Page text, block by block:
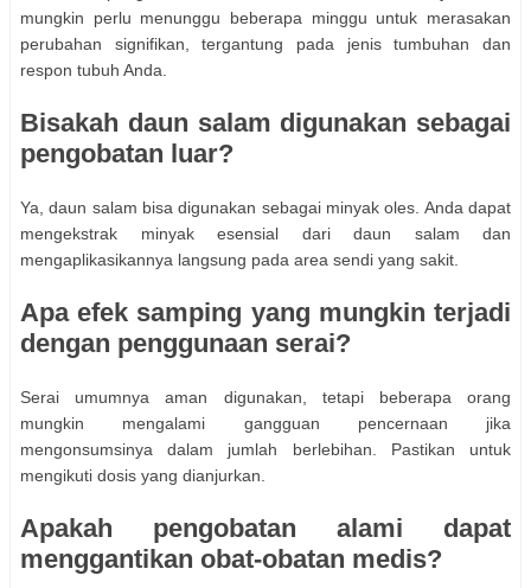
mungkin perlu menunggu beberapa minggu untuk merasakan
perubahan signifikan, tergantung pada jenis tumbuhan dan
respon tubuh Anda.
Bisakah daun salam digunakan sebagai
pengobatan luar?
Ya, daun salam bisa digunakan sebagai minyak oles. Anda dapat
mengekstrak minyak esensial dari daun salam dan
mengaplikasikannya langsung pada area sendi yang sakit.
Apa efek samping yang mungkin terjadi
dengan penggunaan serai?
Serai umumnya aman digunakan, tetapi beberapa orang
mungkin mengalami gangguan pencernaan jika
mengonsumsinya dalam jumlah berlebihan. Pastikan untuk
mengikuti dosis yang dianjurkan.
Apakah pengobatan alami dapat
menggantikan obat-obatan medis?